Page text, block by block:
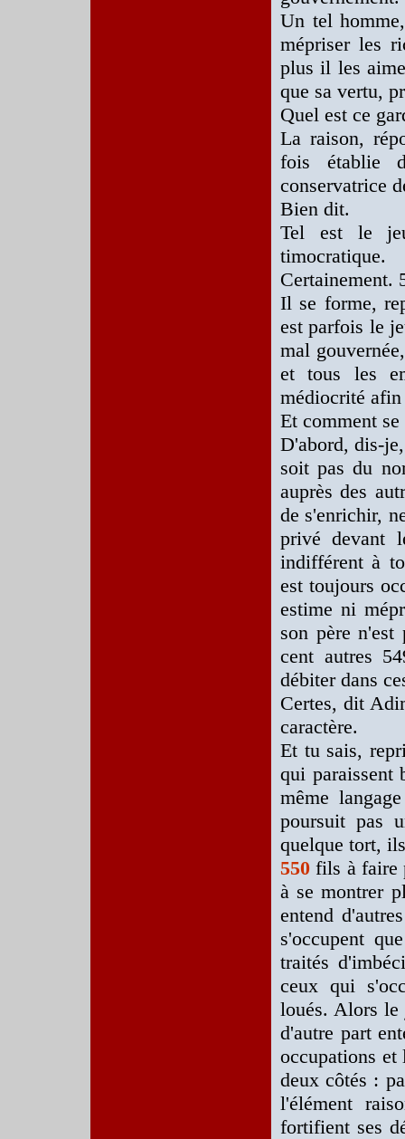
Un tel
mépriser les
plus il les
que sa vertu,
Quel est ce
La raison,
fois établie
conservatrice
Bien dit.
Tel est le
timocratique.
Certainement.
Il se forme,
est parfois le
mal
et tous les
médiocrité
Et comment
D'abord, dis-
soit pas du
auprès des
de s'enrichir,
privé devant
indifférent à
est toujours
estime ni
son père
cent autres
débiter dans
Certes, dit
caractère.
Et tu sais,
qui paraissent
même
poursuit pas
quelque tort,
550 fils à faire
à se montrer
entend
s'occupent
traités
ceux qui
loués. Alors le
d'autre part
occupations et
deux côtés :
l'élément
fortifient ses